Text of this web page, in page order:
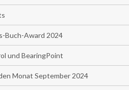
Buch-Award 2024
und BearingPoint
Monat September 2024